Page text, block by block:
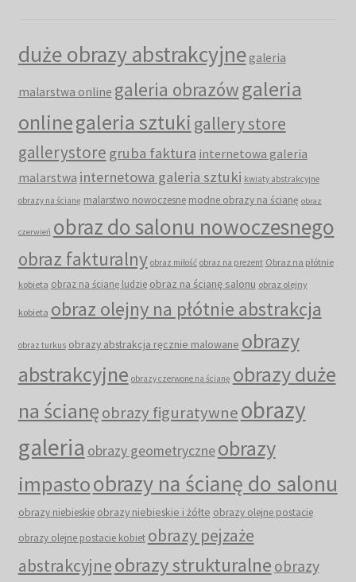
duże obrazy abstrakcyjne galeria
malarstwa online galeria obrazów galeria
onlinegaleria sztuki gallery store
gallerystore gruba faktura internetowa galeria
malarstwa internetowa galeria sztuki kwiaty abstrakcyjne
obrazy na ścianę malarstwo nowoczesne modne obrazy na ścianę obraz
czerwień obraz do salonu nowoczesnego
obraz fakturalny obraz miłość obraz na prezent Obraz na płótnie
kobieta obraz na ścianę ludzie obraz na ścianę salonu obraz olejny
kobieta obraz olejny na płótnie abstrakcja
obraz turkus obrazy abstrakcja ręcznie malowane obrazy
abstrakcyjne obrazy czerwone na ścianę obrazy duże
na ścianęobrazy figuratywneobrazy
galeria obrazy geometryczneobrazy
impastoobrazy na ścianę do salonu
obrazy niebieskie obrazy niebieskie i żółte obrazy olejne postacie
obrazy olejne postacie kobiet obrazy pejzaże
abstrakcyjneobrazy strukturalne obrazy